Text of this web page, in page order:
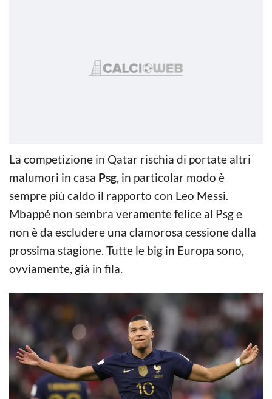
La competizione in Qatar rischia di portate altri
malumori in casa Psg, in particolar modo è
sempre più caldo il rapporto con Leo Messi.
Mbappé non sembra veramente felice al Psg e
non è da escludere una clamorosa cessione dalla
prossima stagione. Tutte le big in Europa sono,
ovviamente, già in fila.